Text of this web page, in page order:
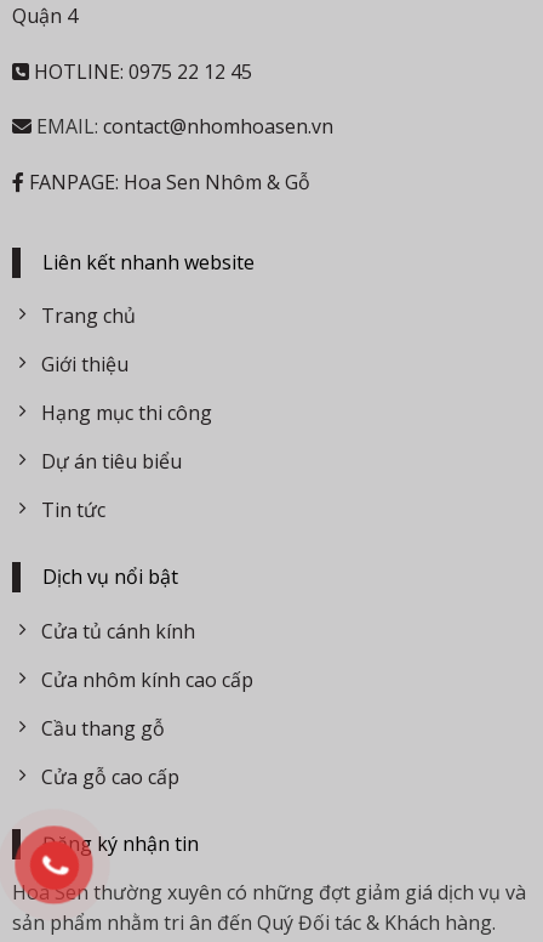
Quận 4
HOTLINE: 0975 22 12 45
EMAIL: contact@nhomhoasen.vn
FANPAGE: Hoa Sen Nhôm & Gỗ
Liên kết nhanh website
Trang chủ
Giới thiệu
Hạng mục thi công
Dự án tiêu biểu
Tin tức
Dịch vụ nổi bật
Cửa tủ cánh kính
Cửa nhôm kính cao cấp
Cầu thang gỗ
Cửa gỗ cao cấp
Đăng ký nhận tin
Hoa Sen thường xuyên có những đợt giảm giá dịch vụ và
sản phẩm nhằm tri ân đến Quý Đối tác & Khách hàng.